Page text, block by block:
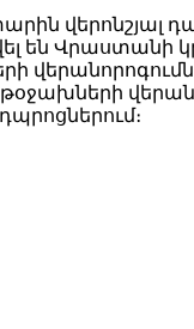
վերոնշյալ
են Վրաստանի